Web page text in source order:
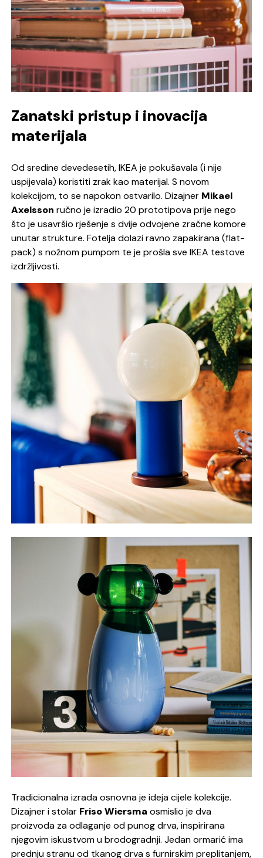
Zanatski pristup i inovacija
materijala
Od sredine devedesetih, IKEA je pokušavala (i nije
uspijevala) koristiti zrak kao materijal. S novom
kolekcijom, to se napokon ostvarilo. Dizajner Mikael
Axelsson ručno je izradio 20 prototipova prije nego
što je usavršio rješenje s dvije odvojene zračne komore
unutar strukture. Fotelja dolazi ravno zapakirana(flat-
pack)s nožnom pumpom te je prošla sve IKEA testove
izdržljivosti.
Tradicionalna izrada osnovna je ideja cijele kolekcije.
Dizajner i stolar Friso Wiersma osmislio je dva
proizvoda za odlaganje od punog drva, inspirirana
njegovim iskustvom u brodogradnji. Jedan ormarić ima
prednju stranu od tkanog drva s furnirskim preplitanjem,